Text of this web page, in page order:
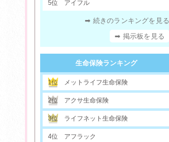
5位 アイフル
➡ 続きのランキングを見る
➡ 掲示板を見る
生命保険ランキング
1位 メットライフ生命保険
2位 アクサ生命保険
3位 ライフネット生命保険
4位 アフラック